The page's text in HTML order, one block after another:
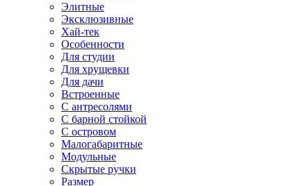
Элитные
Эксклюзивные
Хай-тек
Особенности
Для студии
Для хрущевки
Для дачи
Встроенные
С антресолями
С барной стойкой
С островом
Малогабаритные
Модульные
Скрытые ручки
Размер